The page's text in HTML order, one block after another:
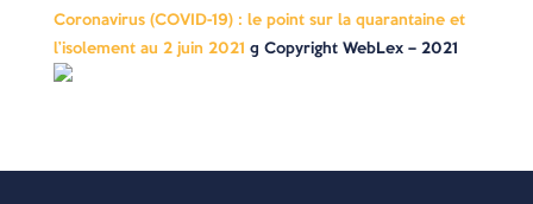
Coronavirus (COVID-19) : le point sur la quarantaine et
l’isolement au 2 juin 2021 © Copyright WebLex – 2021